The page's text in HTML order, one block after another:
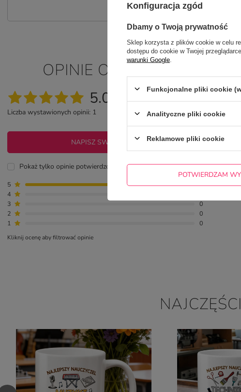
OPINIE O KUBEK Z
5.00
Liczba wystawionych opinii: 1
NAPISZ SWOJĄ OPINIĘ
Pokaż tylko opinie potwierdzone zakupem
5
1
4
3
0
2
0
1
0
Kliknij ocenę aby filtrować opinie
Konfiguracja zgód
Dbamy o Twoją prywatność
Sklep korzysta z plików cookie w celu
dostępu do cookie w Twojej
warunki Google
Funkcjonalne pliki cookie
Analityczne pliki cookie
Reklamowe pliki cookie
POTWIERDZAM